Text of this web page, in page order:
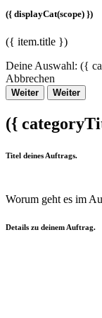
({ displayCat(scope) })
({ item.title })
Deine Auswahl: ({
Abbrechen
Weiter Weiter
({
Titel deines Auftrags.
Worum geht es im
Details zu deinem Auftrag.